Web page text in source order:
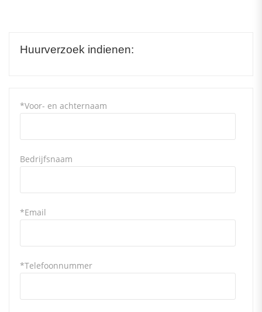
Huurverzoek indienen:
*Voor- en achternaam
Bedrijfsnaam
*Email
*Telefoonnummer